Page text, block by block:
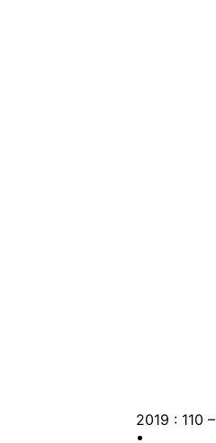
2019 : 110